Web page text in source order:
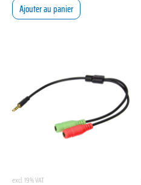
Ajouter au panier
excl. 19% VAT